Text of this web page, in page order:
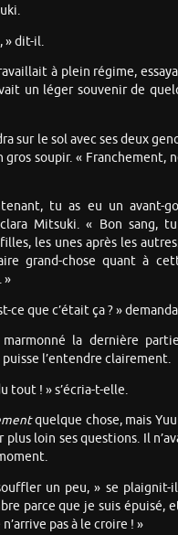
» dit-il.
à plein régime,
un léger souvenir de
sur le sol avec ses deux
gros soupir. « Franchement,
tu as eu un avant-
Mitsuki. « Bon sang,
les unes après les
grand-chose quant à
»
ce que c’était ça ? »
la dernière
puisse l’entendre clairement.
tout ! » s’écria-t-elle.
quelque chose, mais
plus loin ses questions. Il
un peu, » se plaignit-
parce que je suis épuisé,
pas à le croire ! »